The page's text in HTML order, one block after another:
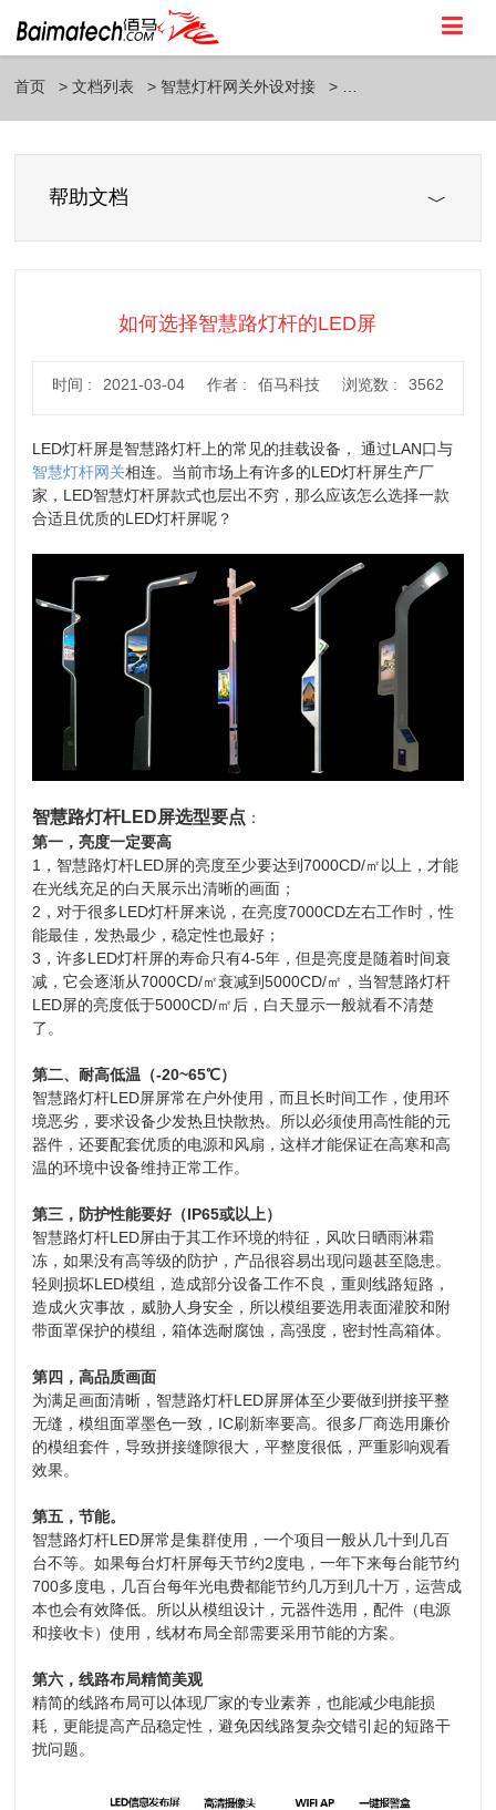
首页 文档列表 智慧灯杆网关外设对接
帮助文档
如何选择智慧路灯杆的LED屏
时间 : 2021-03-04 作者 : 佰马科技 浏览数 : 3562
LED灯杆屏是智慧路灯杆上的常见的挂载设备， 通过LAN口与
智慧灯杆网关相连。当前市场上有许多的LED灯杆屏生产厂
家，LED智慧灯杆屏款式也层出不穷，那么应该怎么选择一款
合适且优质的LED灯杆屏呢？
智慧路灯杆LED屏选型要点 ：
第一，亮度一定要高
1，智慧路灯杆LED屏的亮度至少要达到7000CD/㎡以上，才能
在光线充足的白天展示出清晰的画面；
2，对于很多LED灯杆屏来说，在亮度7000CD左右工作时，性
能最佳，发热最少，稳定性也最好；
3，许多LED灯杆屏的寿命只有4-5年，但是亮度是随着时间衰
减，它会逐渐从7000CD/㎡衰减到5000CD/㎡，当智慧路灯杆
LED屏的亮度低于5000CD/㎡后，白天显示一般就看不清楚
了。
第二、耐高低温（-20~65℃）
智慧路灯杆LED屏屏常在户外使用，而且长时间工作，使用环
境恶劣，要求设备少发热且快散热。所以必须使用高性能的元
器件，还要配套优质的电源和风扇，这样才能保证在高寒和高
温的环境中设备维持正常工作。
第三，防护性能要好（IP65或以上）
智慧路灯杆LED屏由于其工作环境的特征，风吹日晒雨淋霜
冻，如果没有高等级的防护，产品很容易出现问题甚至隐患。
轻则损坏LED模组，造成部分设备工作不良，重则线路短路，
造成火灾事故，威胁人身安全，所以模组要选用表面灌胶和附
带面罩保护的模组，箱体选耐腐蚀，高强度，密封性高箱体。
第四，高品质画面
为满足画面清晰，智慧路灯杆LED屏屏体至少要做到拼接平整
无缝，模组面罩墨色一致，IC刷新率要高。很多厂商选用廉价
的模组套件，导致拼接缝隙很大，平整度很低，严重影响观看
效果。
第五，节能。
智慧路灯杆LED屏常是集群使用，一个项目一般从几十到几百
台不等。如果每台灯杆屏每天节约2度电，一年下来每台能节约
700多度电，几百台每年光电费都能节约几万到几十万，运营成
本也会有效降低。所以从模组设计，元器件选用，配件（电源
和接收卡）使用，线材布局全部需要采用节能的方案。
第六，线路布局精简美观
精简的线路布局可以体现厂家的专业素养，也能减少电能损
耗，更能提高产品稳定性，避免因线路复杂交错引起的短路干
扰问题。